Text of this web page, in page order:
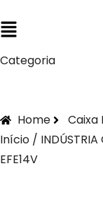
Categoria
Home
Caixa
Início / INDÚSTRIA
EFE14V